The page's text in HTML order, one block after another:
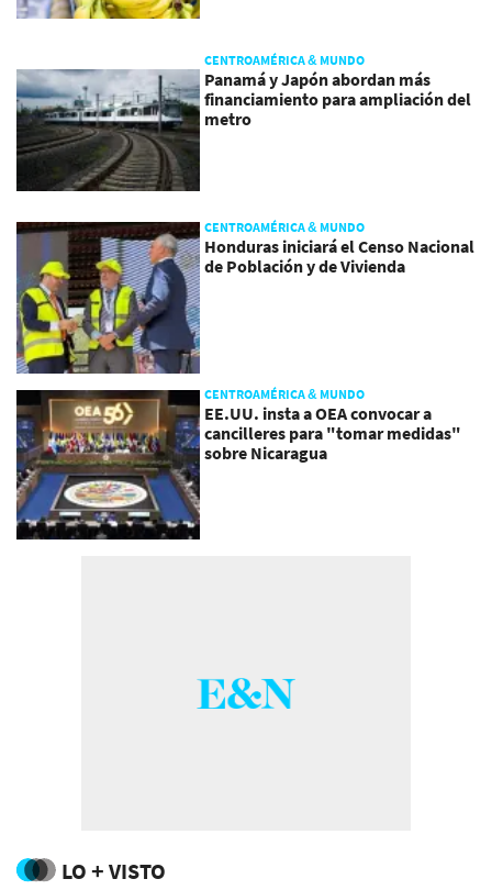
CENTROAMÉRICA & MUNDO
Panamá y Japón abordan más
financiamiento para ampliación del
metro
CENTROAMÉRICA & MUNDO
Honduras iniciará el Censo Nacional
de Población y de Vivienda
CENTROAMÉRICA & MUNDO
EE.UU. insta a OEA convocar a
cancilleres para "tomar medidas"
sobre Nicaragua
LO + VISTO